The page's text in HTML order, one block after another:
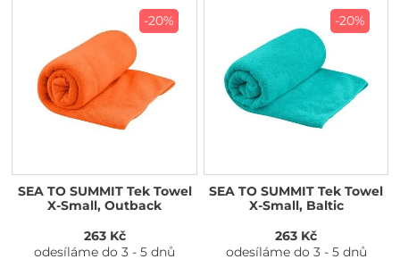
-20%
SEA TO SUMMIT Tek Towel
X-Small, Outback
263 Kč
odesíláme do 3 - 5 dnů
-20%
SEA TO SUMMIT Tek Towel
X-Small, Baltic
263 Kč
odesíláme do 3 - 5 dnů